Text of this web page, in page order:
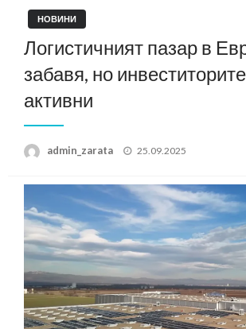
НОВИНИ
Логистичният пазар в
забавя, но
активни
admin_zarata
Posted
25.09.2025